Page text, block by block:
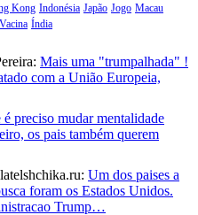
Kong Indonésia Japão Jogo Macau
Vacina Índia
Mais uma "trumpalhada" !
com a União Europeia,
preciso mudar mentalidade
os pais também querem
Um dos paises a
foram os Estados Unidos.
Trump…